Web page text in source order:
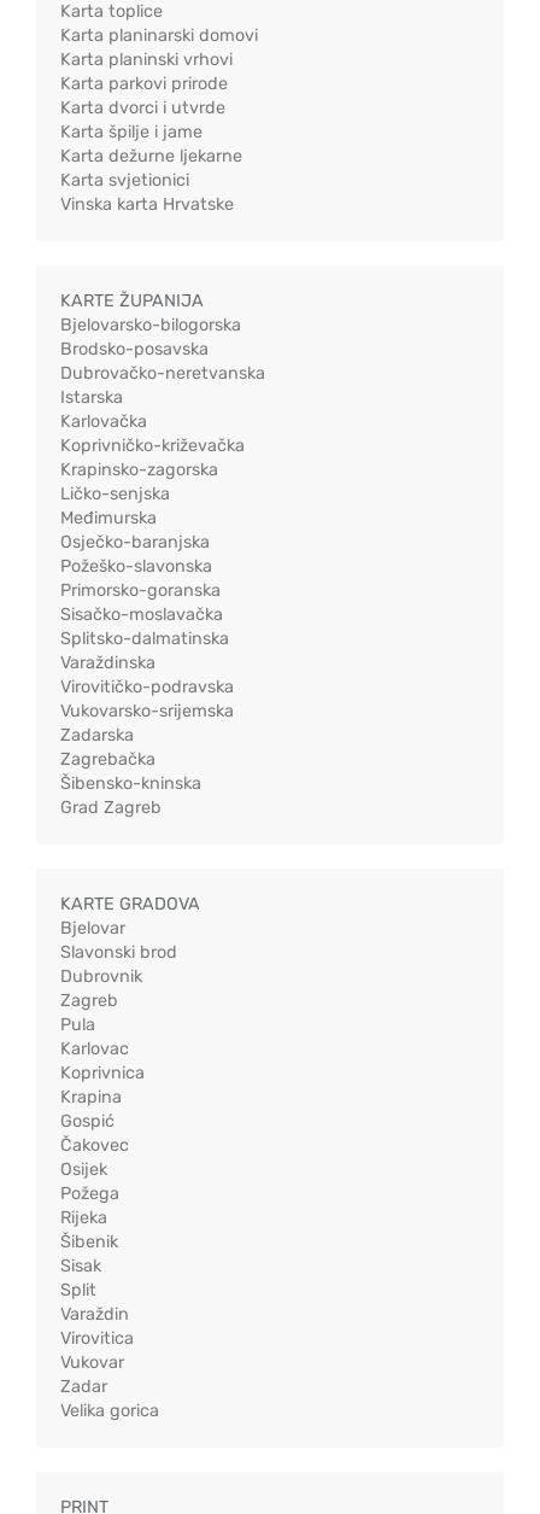
Karta toplice
Karta planinarski domovi
Karta planinski vrhovi
Karta parkovi prirode
Karta dvorci i utvrde
Karta špilje i jame
Karta dežurne ljekarne
Karta svjetionici
Vinska karta Hrvatske
KARTE ŽUPANIJA
Bjelovarsko-bilogorska
Brodsko-posavska
Dubrovačko-neretvanska
Istarska
Karlovačka
Koprivničko-križevačka
Krapinsko-zagorska
Ličko-senjska
Međimurska
Osječko-baranjska
Požeško-slavonska
Primorsko-goranska
Sisačko-moslavačka
Splitsko-dalmatinska
Varaždinska
Virovitičko-podravska
Vukovarsko-srijemska
Zadarska
Zagrebačka
Šibensko-kninska
Grad Zagreb
KARTE GRADOVA
Bjelovar
Slavonski brod
Dubrovnik
Zagreb
Pula
Karlovac
Koprivnica
Krapina
Gospić
Čakovec
Osijek
Požega
Rijeka
Šibenik
Sisak
Split
Varaždin
Virovitica
Vukovar
Zadar
Velika gorica
PRINT